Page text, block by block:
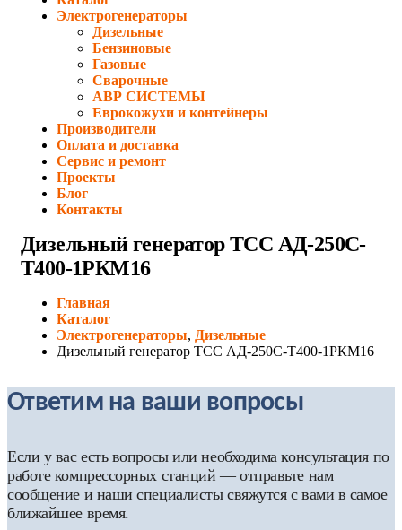
Электрогенераторы
Дизельные
Бензиновые
Газовые
Сварочные
АВР СИСТЕМЫ
Еврокожухи и контейнеры
Производители
Оплата и доставка
Сервис и ремонт
Проекты
Блог
Контакты
Дизельный генератор ТСС АД-250С-
Т400-1РКМ16
Главная
Каталог
Электрогенераторы, Дизельные
Дизельный генератор ТСС АД-250С-Т400-1РКМ16
Ответим на ваши вопросы
Если у вас есть вопросы или необходима консультация по
работе компрессорных станций — отправьте нам
сообщение и наши специалисты свяжутся с вами в самое
ближайшее время.